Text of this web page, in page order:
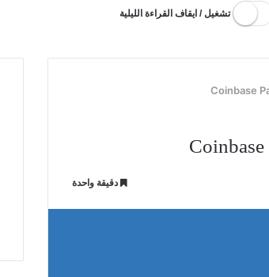
تشغيل / ايقاف القراءة الليلية
دقيقة واحدة